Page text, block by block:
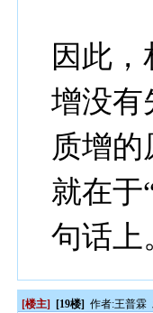
因此
增没有
质增
就在于
句话上
[楼主] [19楼] 作者:王普霖